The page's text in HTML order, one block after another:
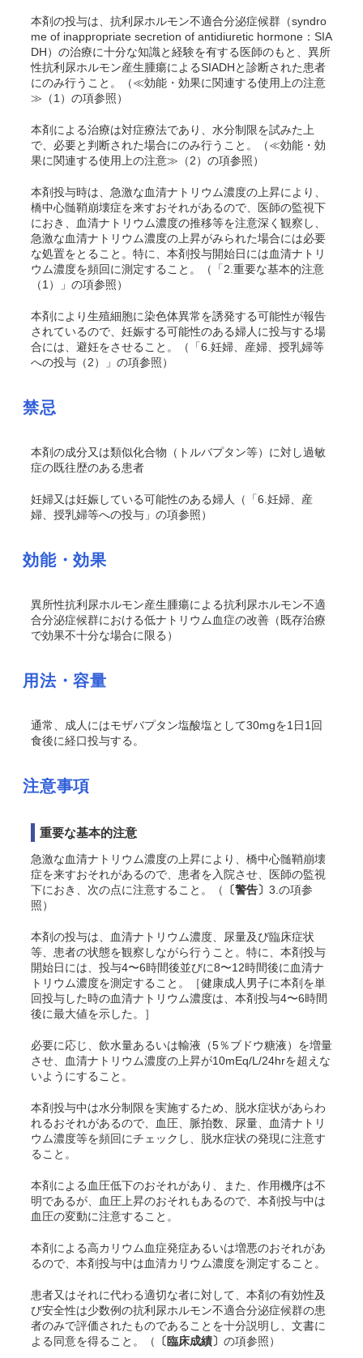
本剤の投与は、抗利尿ホルモン不適合分泌症候群（syndro
me of inappropriate secretion of antidiuretic hormone：SIA
DH）の治療に十分な知識と経験を有する医師のもと、異所
性抗利尿ホルモン産生腫瘍によるSIADHと診断された患者
にのみ行うこと。（≪効能・効果に関連する使用上の注意
≫（1）の項参照）
本剤による治療は対症療法であり、水分制限を試みた上
で、必要と判断された場合にのみ行うこと。（≪効能・効
果に関連する使用上の注意≫（2）の項参照）
本剤投与時は、急激な血清ナトリウム濃度の上昇により、
橋中心髄鞘崩壊症を来すおそれがあるので、医師の監視下
におき、血清ナトリウム濃度の推移等を注意深く観察し、
急激な血清ナトリウム濃度の上昇がみられた場合には必要
な処置をとること。特に、本剤投与開始日には血清ナトリ
ウム濃度を頻回に測定すること。（「2.重要な基本的注意
（1）」の項参照）
本剤により生殖細胞に染色体異常を誘発する可能性が報告
されているので、妊娠する可能性のある婦人に投与する場
合には、避妊をさせること。（「6.妊婦、産婦、授乳婦等
への投与 （2）」の項参照）
禁忌
本剤の成分又は類似化合物（トルバプタン等）に対し過敏
症の既往歴のある患者
妊婦又は妊娠している可能性のある婦人（「6.妊婦、産
婦、授乳婦等への投与 」の項参照）
効能・効果
異所性抗利尿ホルモン産生腫瘍による抗利尿ホルモン不適
合分泌症候群における低ナトリウム血症の改善（既存治療
で効果不十分な場合に限る）
用法・容量
通常、成人にはモザバプタン塩酸塩として30mgを1日1回
食後に経口投与する。
注意事項
重要な基本的注意
急激な血清ナトリウム濃度の上昇により、橋中心髄鞘崩壊
症を来すおそれがあるので、患者を入院させ、医師の監視
下におき、次の点に注意すること。（
〔警告〕 3.の項参
照）
本剤の投与は、血清ナトリウム濃度、尿量及び臨床症状
等、患者の状態を観察しながら行うこと。特に、本剤投与
開始日には、投与4〜6時間後並びに8〜12時間後に血清ナ
トリウム濃度を測定すること。［健康成人男子に本剤を単
回投与した時の血清ナトリウム濃度は、本剤投与4〜6時間
後に最大値を示した。］
必要に応じ、飲水量あるいは輸液（5％ブドウ糖液）を増量
させ、血清ナトリウム濃度の上昇が10mEq/L/24hrを超えな
いようにすること。
本剤投与中は水分制限を実施するため、脱水症状があらわ
れるおそれがあるので、血圧、脈拍数、尿量、血清ナトリ
ウム濃度等を頻回にチェックし、脱水症状の発現に注意す
ること。
本剤による血圧低下のおそれがあり、また、作用機序は不
明であるが、血圧上昇のおそれもあるので、本剤投与中は
血圧の変動に注意すること。
本剤による高カリウム血症発症あるいは増悪のおそれがあ
るので、本剤投与中は血清カリウム濃度を測定すること。
患者又はそれに代わる適切な者に対して、本剤の有効性及
び安全性は少数例の抗利尿ホルモン不適合分泌症候群の患
者のみで評価されたものであることを十分説明し、文書に
よる同意を得ること。（
〔臨床成績〕 の項参照）